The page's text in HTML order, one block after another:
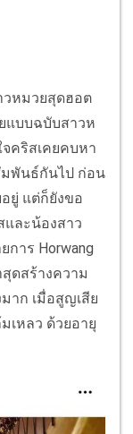
วหมวยสุดฮอต
แบบฉบับสาวห
คริสเคยคบหา
พันธ์กันไป ก่อน
ยู่ แต่ก็ยังขอ
และน้องสาว
การ Horwang
ดสร้างความ
าก เมื่อสูญเสีย
เหลว ด้วยอายุ